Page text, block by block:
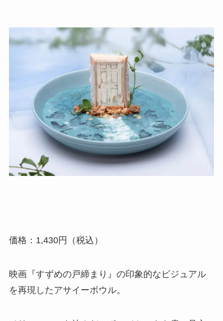
価格：1,430円（税込）
映画『すずめの戸締まり』の印象的なビジュアル
を再現したアサイーボウル。